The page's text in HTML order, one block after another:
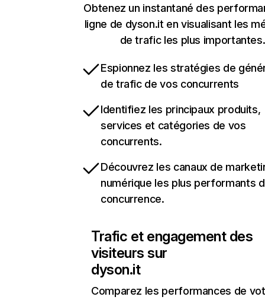
Obtenez un instantané des
ligne de dyson.it en visualisant les
de trafic les plus importantes.
Espionnez les stratégies de
de trafic de vos concurrents
Identifiez les principaux produits,
services et catégories de vos
concurrents.
Découvrez les canaux de
numérique les plus performants
concurrence.
Trafic et engagement des
visiteurs sur
dyson.it
Comparez les performances de